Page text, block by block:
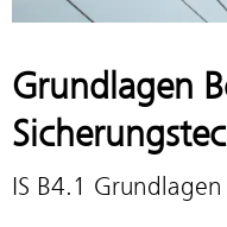
Grundlagen
IS B4.1